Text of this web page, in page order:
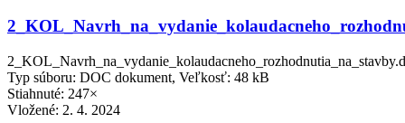
Typ súboru: DOC dokument, Veľkosť: 48 kB
Stiahnuté: 247×
Vložené: 2. 4. 2024